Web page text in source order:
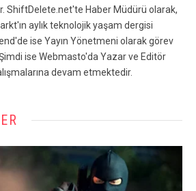
ShiftDelete.net'te Haber Müdürü olarak,
aylık teknolojik yaşam dergisi
ise Yayın Yönetmeni olarak görev
Şimdi ise Webmasto'da Yazar ve Editör
devam etmektedir.